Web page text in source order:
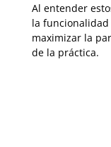
Al entender
la
maximizar la
de la práctica.